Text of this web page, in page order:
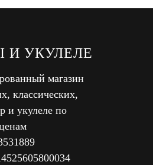
И УКУЛЕЛЕ
магазин
классических,
и укулеле по